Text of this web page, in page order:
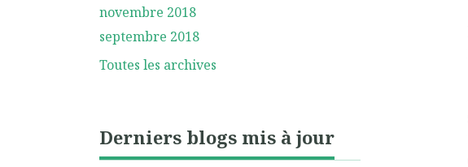
novembre 2018
septembre 2018
Toutes les archives
Derniers blogs mis à jour